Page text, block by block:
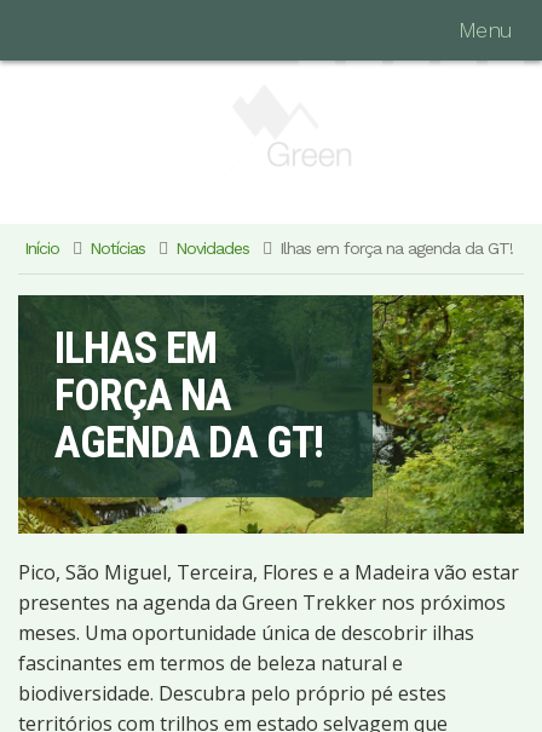
Menu
Início Notícias Novidades Ilhas em força na agenda da GT!
ILHAS EM
FORÇA NA
AGENDA DA GT!
Pico, São Miguel, Terceira, Flores e a Madeira vão estar
presentes na agenda da Green Trekker nos próximos
meses. Uma oportunidade única de descobrir ilhas
fascinantes em termos de beleza natural e
biodiversidade. Descubra pelo próprio pé estes
territórios com trilhos em estado selvagem que